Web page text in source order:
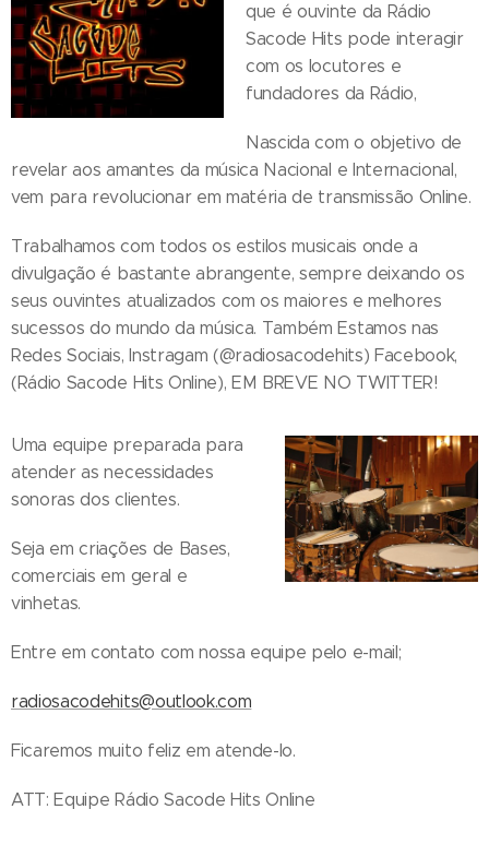
que é ouvinte da Rádio
Sacode Hits pode interagir
com os locutores e
fundadores da Rádio,
Nascida com o objetivo de
revelar aos amantes da música Nacional e Internacional,
vem para revolucionar em matéria de transmissão Online.
Trabalhamos com todos os estilos musicais onde a
divulgação é bastante abrangente, sempre deixando os
seus ouvintes atualizados com os maiores e melhores
sucessos do mundo da música. Também Estamos nas
Redes Sociais, Instragam (@radiosacodehits) Facebook,
(Rádio Sacode Hits Online), EM BREVE NO TWITTER!
Uma equipe preparada para
atender as necessidades
sonoras dos clientes.
Seja em criações de Bases,
comerciais em geral e
vinhetas.
Entre em contato com nossa equipe pelo e-mail;
radiosacodehits@outlook.com
Ficaremos muito feliz em atende-lo.
ATT: Equipe Rádio Sacode Hits Online